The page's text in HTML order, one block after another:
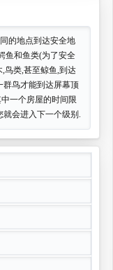
的地点到达安全地
鱼和鱼类(为了安全
鸟类,甚至鲸鱼,到达
群鸟才能到达屏幕顶
一个房屋的时间限
会进入下一个级别.